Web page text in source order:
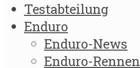
Testabteilung
Enduro
Enduro-News
Enduro-Rennen